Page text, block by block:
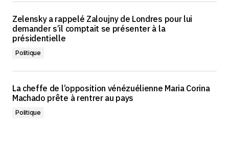
Zelensky a rappelé Zaloujny de Londres pour lui
demander s’il comptait se présenter à la
présidentielle
Politique
La cheffe de l’opposition vénézuélienne Maria Corina
Machado prête à rentrer au pays
Politique